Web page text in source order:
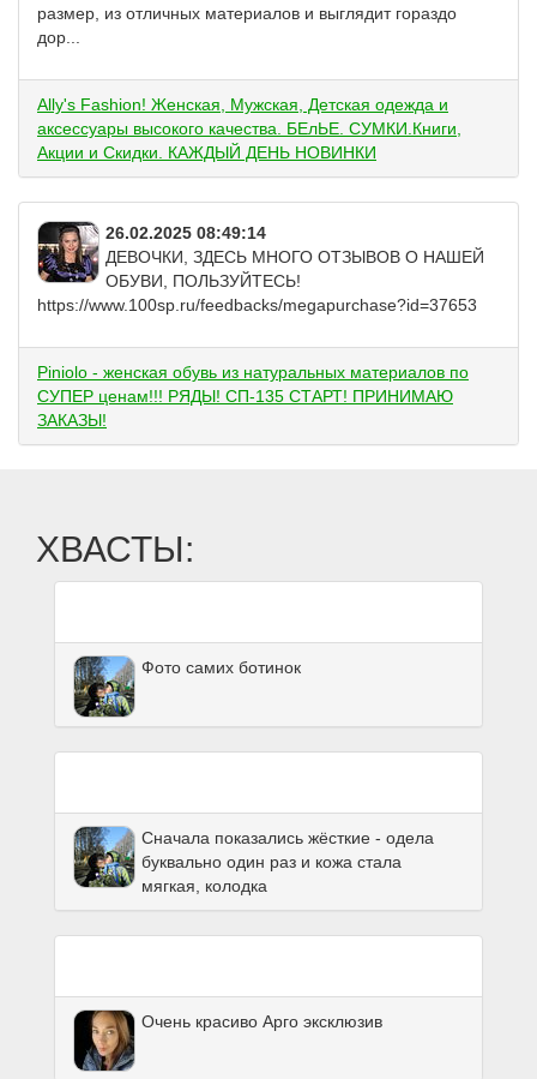
размер, из отличных материалов и выглядит гораздо
дор...
Ally's Fashion! Женская, Мужская, Детская одежда и
аксессуары высокого качества. БЕлЬЕ. СУМКИ.Книги,
Акции и Скидки. КАЖДЫЙ ДЕНЬ НОВИНКИ
26.02.2025 08:49:14
ДЕВОЧКИ, ЗДЕСЬ МНОГО ОТЗЫВОВ О НАШЕЙ
ОБУВИ, ПОЛЬЗУЙТЕСЬ!
https://www.100sp.ru/feedbacks/megapurchase?id=37653
Piniolo - женская обувь из натуральных материалов по
СУПЕР ценам!!! РЯДЫ! СП-135 СТАРТ! ПРИНИМАЮ
ЗАКАЗЫ!
ХВАСТЫ:
Фото самих ботинок
Сначала показались жёсткие - одела
буквально один раз и кожа стала
мягкая, колодка
Очень красиво Арго эксклюзив